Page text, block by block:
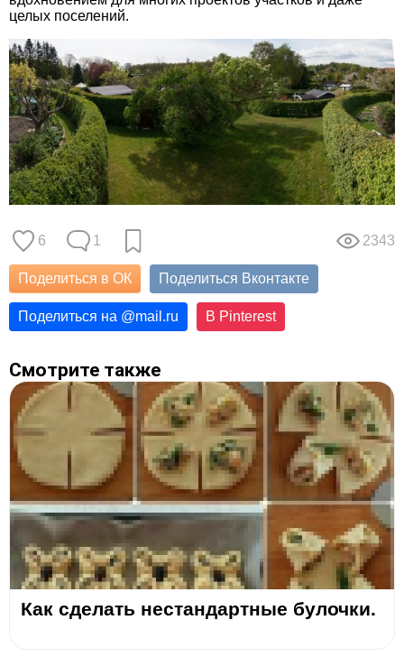
целых поселений.
6 1 2343
Поделиться в ОК Поделиться Вконтакте
Поделиться на @mail.ru В Pinterest
Смотрите также
Как сделать нестандартные булочки.